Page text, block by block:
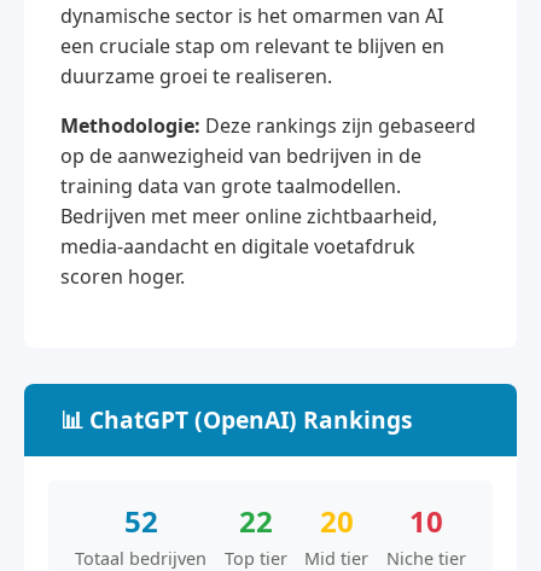
dynamische sector is het omarmen van AI
een cruciale stap om relevant te blijven en
duurzame groei te realiseren.
Methodologie: Deze rankings zijn gebaseerd
op de aanwezigheid van bedrijven in de
training data van grote taalmodellen.
Bedrijven met meer online zichtbaarheid,
media-aandacht en digitale voetafdruk
scoren hoger.
📊 ChatGPT (OpenAI) Rankings
52
Totaal bedrijven
22
Top tier
20
Mid tier
10
Niche tier